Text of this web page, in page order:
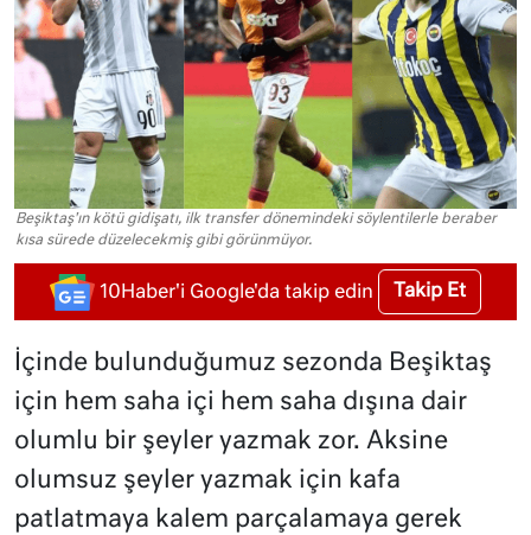
Beşiktaş'ın kötü gidişatı, ilk transfer dönemindeki söylentilerle beraber
kısa sürede düzelecekmiş gibi görünmüyor.
10Haber'i Google'da takip edin Takip Et
İçinde bulunduğumuz sezonda Beşiktaş
için hem saha içi hem saha dışına dair
olumlu bir şeyler yazmak zor. Aksine
olumsuz şeyler yazmak için kafa
patlatmaya kalem parçalamaya gerek